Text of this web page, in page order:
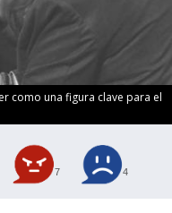
como una figura clave para el
7 4